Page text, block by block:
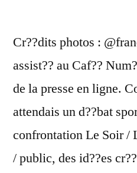
Cr??dits photos :
assist?? au Caf??
de la presse en ligne.
attendais un d??bat
confrontation Le Soir /
/ public, des id??es